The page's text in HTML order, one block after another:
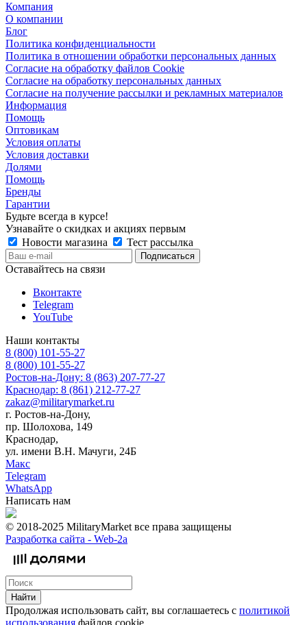
Компания
О компании
Блог
Политика конфиденциальности
Политика в отношении обработки персональных данных
Согласие на обработку файлов Cookie
Согласие на обработку персональных данных
Согласие на получение рассылки и рекламных материалов
Информация
Помощь
Оптовикам
Условия оплаты
Условия доставки
Долями
Помощь
Бренды
Гарантии
Будьте всегда в курсе!
Узнавайте о скидках и акциях первым
Новости магазина
Тест рассылка
Оставайтесь на связи
Вконтакте
Telegram
YouTube
Наши контакты
8 (800) 101-55-27
8 (800) 101-55-27
Ростов-на-Дону: 8 (863) 207-77-27
Краснодар: 8 (861) 212-77-27
zakaz@militarymarket.ru
г. Ростов-на-Дону,
пр. Шолохова, 149
Краснодар,
ул. имени В.Н. Мачуги, 24Б
Макс
Telegram
WhatsApp
Написать нам
© 2018-2025 MilitaryMarket все права защищены
Разработка сайта - Web-2a
Найти
Продолжая использовать сайт, вы соглашаетесь с политикой